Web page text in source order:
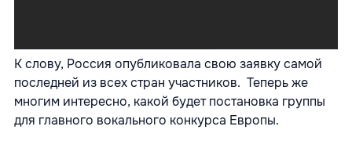
К слову, Россия опубликовала свою заявку самой
последней из всех стран участников. Теперь же
многим интересно, какой будет постановка группы
для главного вокального конкурса Европы.